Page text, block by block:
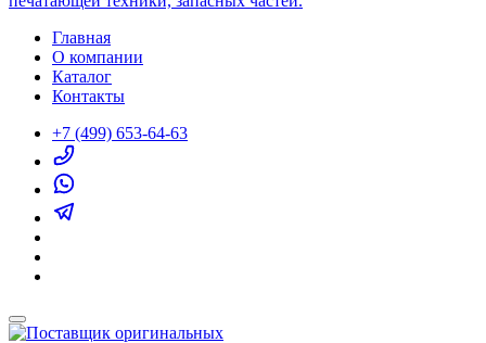
Главная
О компании
Каталог
Контакты
+7 (499) 653-64-63